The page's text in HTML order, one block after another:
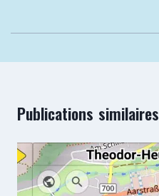
Publications similaires